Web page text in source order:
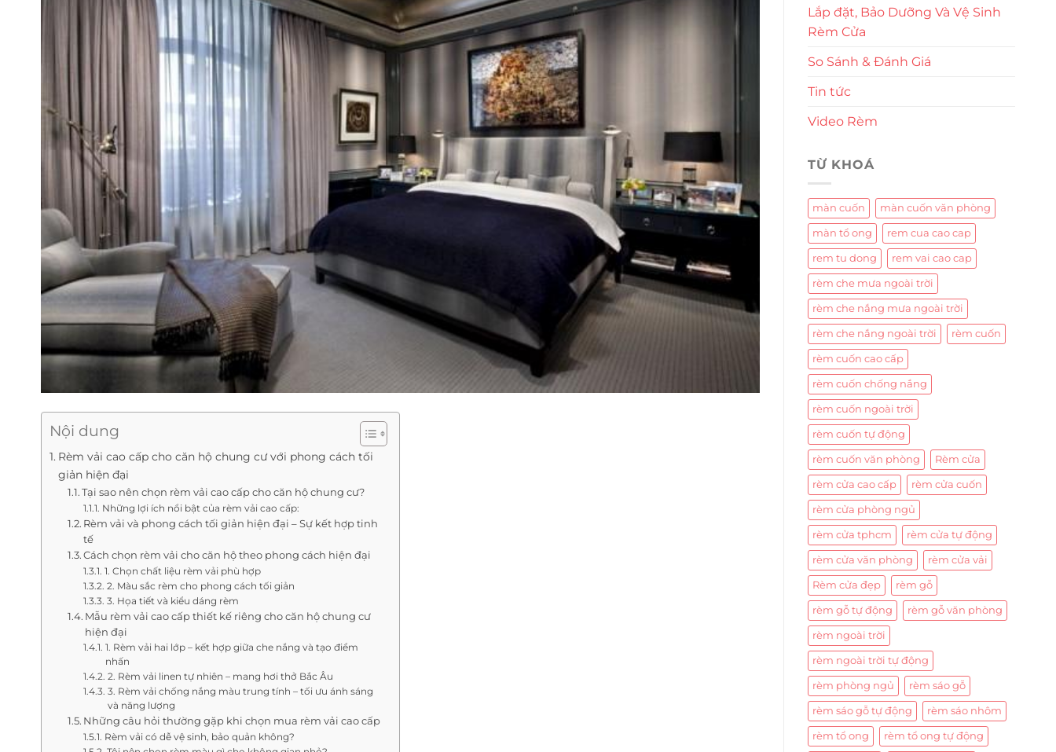
Nội dung
Rèm vải cao cấp cho căn hộ chung cư với phong cách tối
giản hiện đại
Tại sao nên chọn rèm vải cao cấp cho căn hộ chung cư?
Những lợi ích nổi bật của rèm vải cao cấp:
Rèm vải và phong cách tối giản hiện đại – Sự kết hợp tinh
tế
Cách chọn rèm vải cho căn hộ theo phong cách hiện đại
1. Chọn chất liệu rèm vải phù hợp
2. Màu sắc rèm cho phong cách tối giản
3. Họa tiết và kiểu dáng rèm
Mẫu rèm vải cao cấp thiết kế riêng cho căn hộ chung cư
hiện đại
1. Rèm vải hai lớp – kết hợp giữa che nắng và tạo điểm
nhấn
2. Rèm vải linen tự nhiên – mang hơi thở Bắc Âu
3. Rèm vải chống nắng màu trung tính – tối ưu ánh sáng
và năng lượng
Những câu hỏi thường gặp khi chọn mua rèm vải cao cấp
Rèm vải có dễ vệ sinh, bảo quản không?
Lắp đặt, Bảo Dưỡng Và Vệ Sinh
Rèm Cửa
So Sánh & Đánh Giá
Tin tức
Video Rèm
TỪ KHOÁ
màn cuốn màn cuốn văn phòng
màn tổ ong rem cua cao cap
rem tu dong rem vai cao cap
rèm che mưa ngoài trời
rèm che nắng mưa ngoài trời
rèm che nắng ngoài trời rèm cuốn
rèm cuốn cao cấp
rèm cuốn chống nắng
rèm cuốn ngoài trời
rèm cuốn tự động
rèm cuốn văn phòng Rèm cửa
rèm cửa cao cấp rèm cửa cuốn
rèm cửa phòng ngủ
rèm cửa tphcm rèm cửa tự động
rèm cửa văn phòng rèm cửa vải
Rèm cửa đẹp rèm gỗ
rèm gỗ tự động rèm gỗ văn phòng
rèm ngoài trời
rèm ngoài trời tự động
rèm phòng ngủ rèm sáo gỗ
rèm sáo gỗ tự động rèm sáo nhôm
rèm tổ ong rèm tổ ong tự động